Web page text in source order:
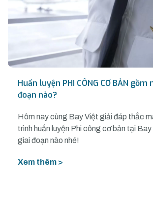
Huấn luyện PHI CÔNG CƠ BẢN gồm
đoạn nào?
Hôm nay cùng Bay Việt giải đáp thắc
trình huấn luyện Phi công cơ bản tại
giai đoạn nào nhé!
Xem thêm >